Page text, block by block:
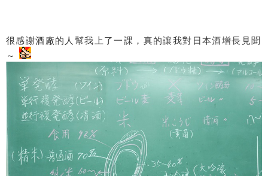
很感謝酒廠的人幫我上了一課，真的讓我對日本酒增長見聞
～